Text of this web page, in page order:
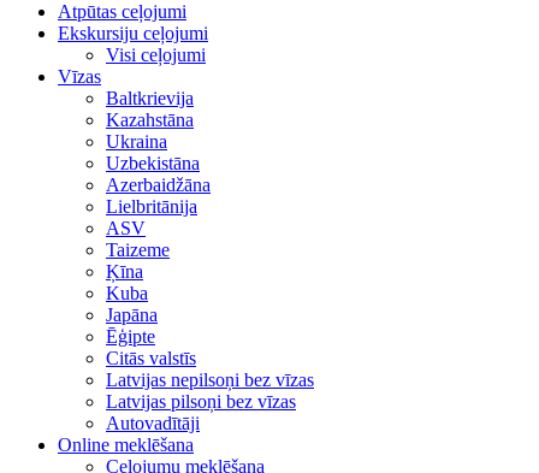
Atpūtas ceļojumi
Ekskursiju ceļojumi
Visi ceļojumi
Vīzas
Baltkrievija
Kazahstāna
Ukraina
Uzbekistāna
Azerbaidžāna
Lielbritānija
ASV
Taizeme
Ķīna
Kuba
Japāna
Ēģipte
Citās valstīs
Latvijas nepilsoņi bez vīzas
Latvijas pilsoņi bez vīzas
Autovadītāji
Online meklēšana
Ceļojumu meklēšana